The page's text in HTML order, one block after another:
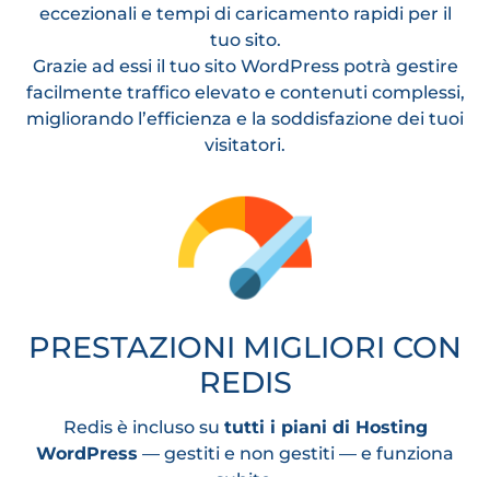
eccezionali e tempi di caricamento rapidi per il
tuo sito.
Grazie ad essi il tuo sito WordPress potrà gestire
facilmente traffico elevato e contenuti complessi,
migliorando l’efficienza e la soddisfazione dei tuoi
visitatori.
PRESTAZIONI MIGLIORI CON
REDIS
Redis è incluso su tutti i piani di Hosting
WordPress — gestiti e non gestiti — e funziona